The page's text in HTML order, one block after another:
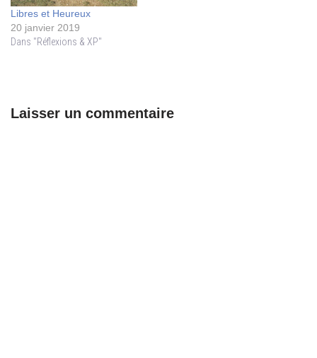
Libres et Heureux
20 janvier 2019
Dans "Réflexions & XP"
Laisser un commentaire